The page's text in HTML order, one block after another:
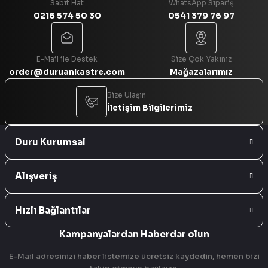
Sabit Hat
0216 574 50 30
WhatsApp Sipariş
0541 379 76 97
E-Mail ile Destek
order@duruankastre.com
Size Çok Yakınız
Mağazalarımız
Bize Ulaşın
İletişim Bilgilerimiz
Duru Kurumsal
Alışveriş
Hızlı Bağlantılar
Kampanyalardan Haberdar olun
E-Mail adresinizi haber listemize ücretsiz kaydedin, hemen bizi